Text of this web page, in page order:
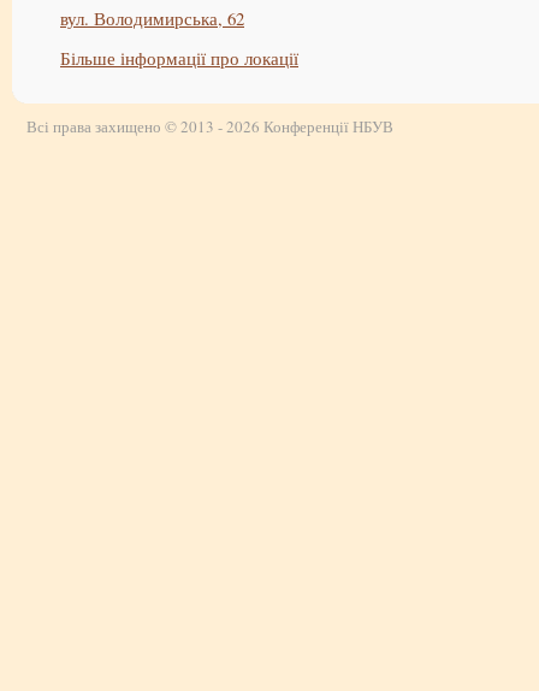
вул. Володимирська, 62
Більше інформації про локації
Всі права захищено © 2013 - 2026 Конференції НБУВ